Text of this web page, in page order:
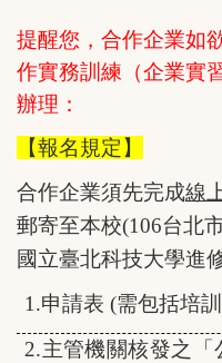
提醒您，合作企業如
作實務訓練（企業實
辦理：
【報名規定】
合作企業須先完成線
郵寄至本校(106台北
國立臺北科技大學進
1.申請表 (需包括培
2.主管機關核發之「